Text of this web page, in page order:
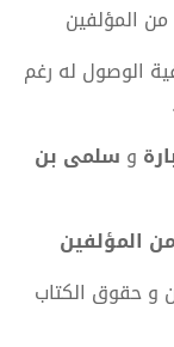
الوصول له رغم
و سلمى بن
و حقوق الكتاب